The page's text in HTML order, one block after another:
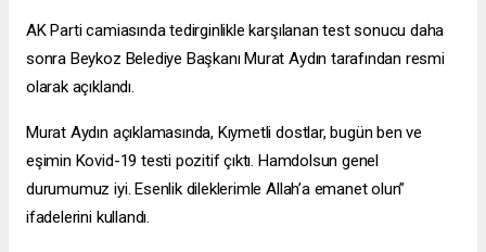
AK Parti camiasında tedirginlikle karşılanan test sonucu daha
sonra Beykoz Belediye Başkanı Murat Aydın tarafından resmi
olarak açıklandı.
Murat Aydın açıklamasında, Kıymetli dostlar, bugün ben ve
eşimin Kovid-19 testi pozitif çıktı. Hamdolsun genel
durumumuz iyi. Esenlik dileklerimle Allah’a emanet olun”
ifadelerini kullandı.